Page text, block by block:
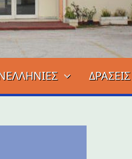
ΔΡΑΣΕΙΣ